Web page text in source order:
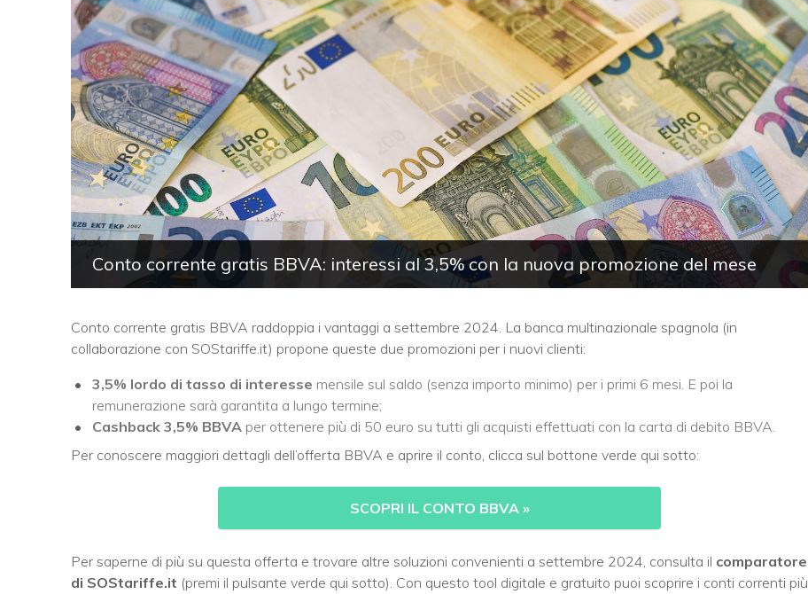
Conto corrente gratis BBVA: interessi al 3,5% con la nuova promozione del mese
Conto corrente gratis BBVA raddoppia i vantaggi a settembre 2024. La banca multinazionale spagnola (in
collaborazione con SOStariffe.it) propone queste due promozioni per i nuovi clienti:
3,5% lordo di tasso di interesse mensile sul saldo (senza importo minimo) per i primi 6 mesi. E poi la
remunerazione sarà garantita a lungo termine;
Cashback 3,5% BBVA per ottenere più di 50 euro su tutti gli acquisti effettuati con la carta di debito BBVA.
Per conoscere maggiori dettagli dell’offerta BBVA e aprire il conto, clicca sul bottone verde qui sotto:
SCOPRI IL CONTO BBVA »
Per saperne di più su questa offerta e trovare altre soluzioni convenienti a settembre 2024, consulta il comparatore
di SOStariffe.it (premi il pulsante verde qui sotto). Con questo tool digitale e gratuito puoi scoprire i conti correnti più